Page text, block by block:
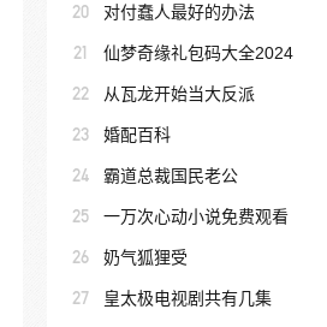
20 对付蠢人最好的办法
21 仙梦奇缘礼包码大全2024
22 从瓦龙开始当大反派
23 婚配百科
24 霸道总裁国民老公
25 一万次心动小说免费观看
26 奶气狐狸受
27 皇太极电视剧共有几集